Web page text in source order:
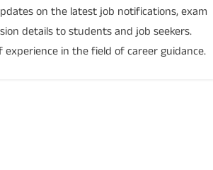
on the latest job notifications, exam
details to students and job seekers.
experience in the field of career guidance.